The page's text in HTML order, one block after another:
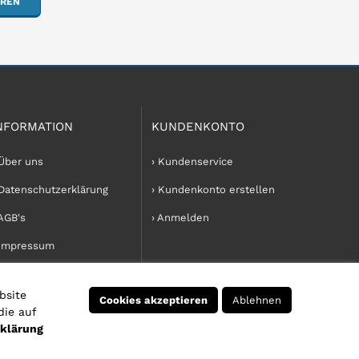
auf
Cookies akzeptieren Ablehnen
uns
KUNDENKONTO
› Kundenservice
› Kundenkonto erstellen
› Anmelden